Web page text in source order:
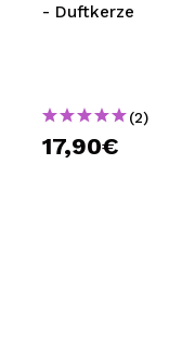
- Duftkerze
(2)
17,90€